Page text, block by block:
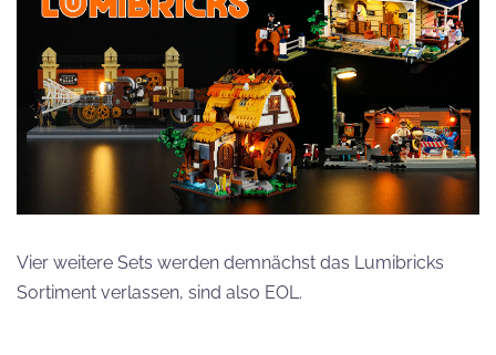
Vier weitere Sets werden demnächst das Lumibricks
Sortiment verlassen, sind also EOL.